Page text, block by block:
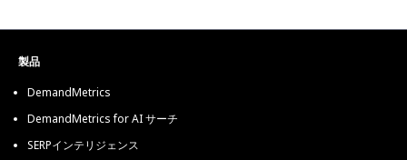
製品
DemandMetrics
DemandMetrics for AI サーチ
SERPインテリジェンス